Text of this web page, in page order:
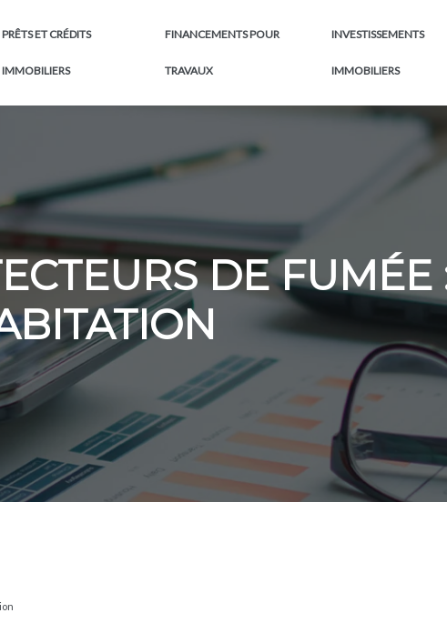
PRÊTS ET CRÉDITS
IMMOBILIERS
FINANCEMENTS POUR
TRAVAUX
INVESTISSEMENTS
IMMOBILIERS
DE FUMÉE